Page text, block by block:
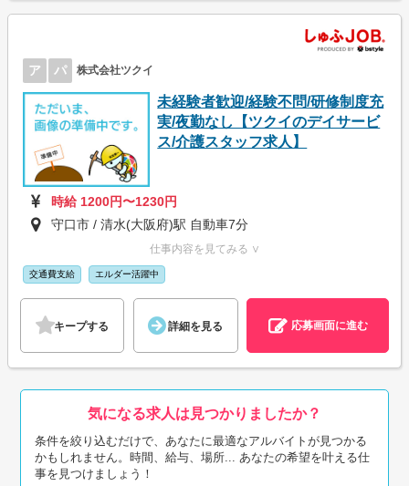
ア パ 株式会社ツクイ
未経験者歓迎/経験不問/研修制度充
実/夜勤なし【ツクイのデイサービ
ス/介護スタッフ求人】
時給 1200円〜1230円
守口市 / 清水(大阪府)駅 自動車7分
仕事内容を見てみる ∨
交通費支給 エルダー活躍中
キープする 詳細を見る 応募画面に進む
気になる求人は見つかりましたか？
条件を絞り込むだけで、あなたに最適なアルバイトが見つかる
かもしれません。時間、給与、場所... あなたの希望を叶える仕
事を見つけましょう！